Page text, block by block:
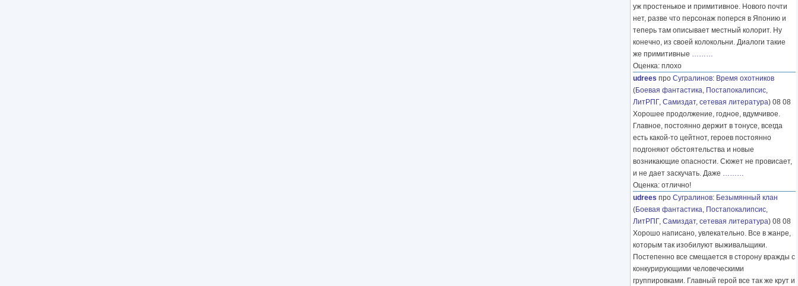
уж простенькое и примитивное. Нового почти
нет, разве что персонаж поперся в Японию и
теперь там описывает местный колорит. Ну
конечно, из своей колокольни. Диалоги такие
же примитивные ………
Оценка: плохо
udrees про Сугралинов: Время охотников
(Боевая фантастика, Постапокалипсис,
ЛитРПГ, Самиздат, сетевая литература) 08 08
Хорошее продолжение, годное, вдумчивое.
Главное, постоянно держит в тонусе, всегда
есть какой-то цейтнот, героев постоянно
подгоняют обстоятельства и новые
возникающие опасности. Сюжет не провисает,
и не дает заскучать. Даже ………
Оценка: отлично!
udrees про Сугралинов: Безымянный клан
(Боевая фантастика, Постапокалипсис,
ЛитРПГ, Самиздат, сетевая литература) 08 08
Хорошо написано, увлекательно. Все в жанре,
которым так изобилуют выживальщики.
Постепенно все смещается в сторону вражды с
конкурирующими человеческими
группировками. Главный герой все так же крут и